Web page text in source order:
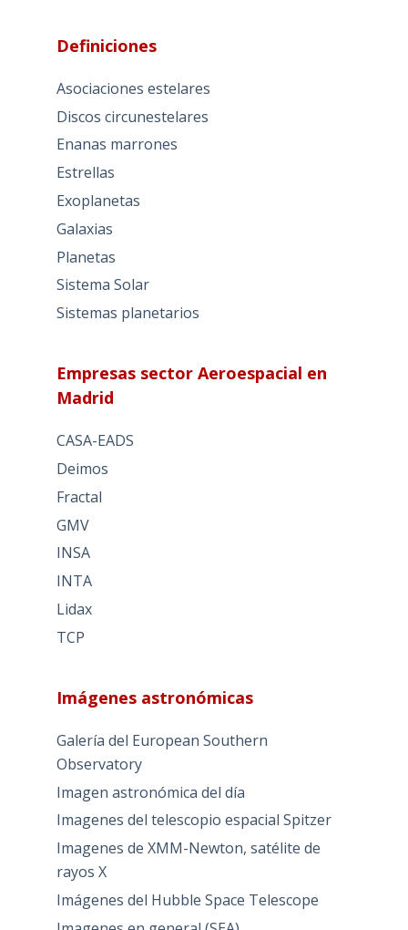
Definiciones
Asociaciones estelares
Discos circunestelares
Enanas marrones
Estrellas
Exoplanetas
Galaxias
Planetas
Sistema Solar
Sistemas planetarios
Empresas sector Aeroespacial en
Madrid
CASA-EADS
Deimos
Fractal
GMV
INSA
INTA
Lidax
TCP
Imágenes astronómicas
Galería del European Southern
Observatory
Imagen astronómica del día
Imagenes del telescopio espacial Spitzer
Imagenes de XMM-Newton, satélite de
rayos X
Imágenes del Hubble Space Telescope